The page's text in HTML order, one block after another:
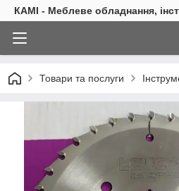
КАМІ - Меблеве обладнання,
Товари та послуги